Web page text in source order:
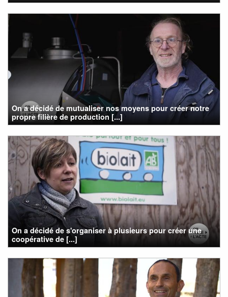
On a décidé de mutualiser nos moyens pour créer notre
propre filière de production [...]
On a décidé de s'organiser à plusieurs pour créer une
coopérative de [...]